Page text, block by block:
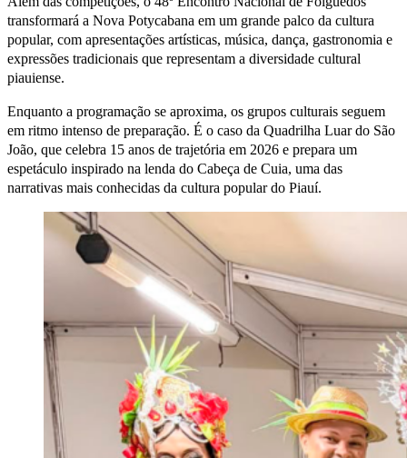
transformará a Nova Potycabana em um grande palco da cultura
popular, com apresentações artísticas, música, dança, gastronomia e
expressões tradicionais que representam a diversidade cultural
piauiense.
Enquanto a programação se aproxima, os grupos culturais seguem
em ritmo intenso de preparação. É o caso da Quadrilha Luar do São
João, que celebra 15 anos de trajetória em 2026 e prepara um
espetáculo inspirado na lenda do Cabeça de Cuia, uma das
narrativas mais conhecidas da cultura popular do Piauí.